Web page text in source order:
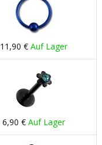
11,90 € Auf Lager
6,90 € Auf Lager